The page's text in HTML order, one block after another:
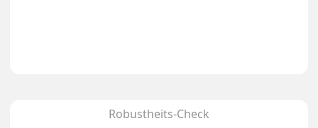
Robustheits-Check